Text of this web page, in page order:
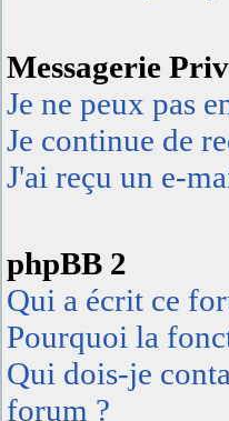
Messagerie
Je ne peux pas
Je continue de
J'ai reçu un e-
phpBB 2
Qui a écrit ce
Pourquoi la
Qui dois-je
forum ?